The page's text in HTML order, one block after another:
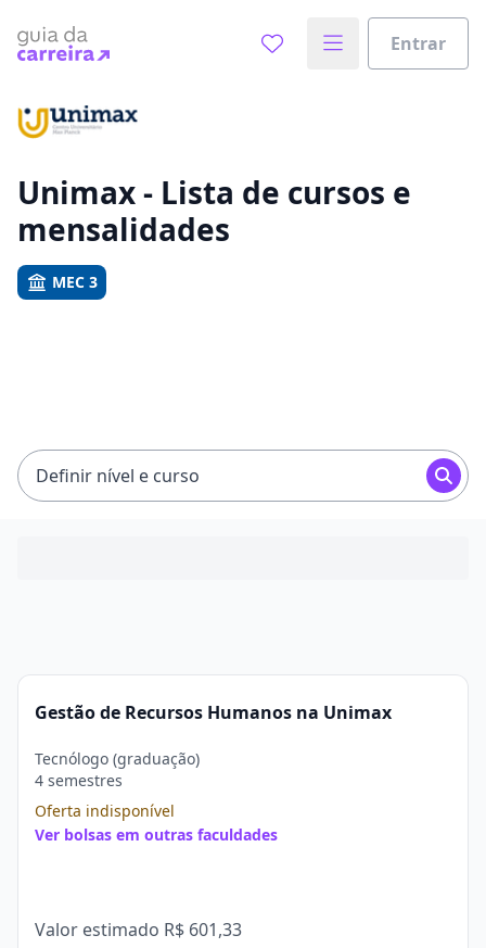
Entrar
Vamos te guiar no caminho ideal para seus estudos
Unimax - Lista de cursos e
mensalidades
MEC 3
Definir nível e curso
Gestão de Recursos Humanos na Unimax
Tecnólogo (graduação)
4 semestres
Oferta indisponível
Ver bolsas em outras faculdades
Valor estimado R$ 601,33